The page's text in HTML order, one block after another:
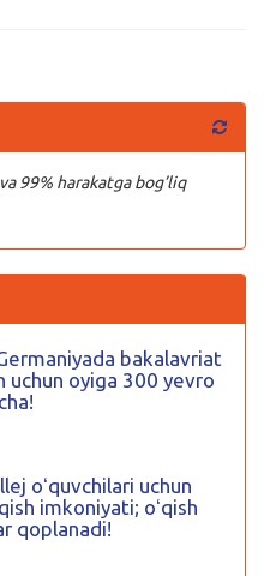
99% harakatga bog’liq
bakalavriat
uchun oyiga 300 yevro
oʻquvchilari uchun
imkoniyati; oʻqish
qoplanadi!